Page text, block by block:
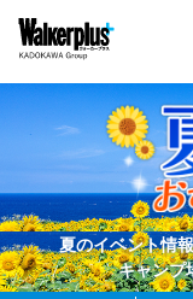
夏のイベント情
キャンプ